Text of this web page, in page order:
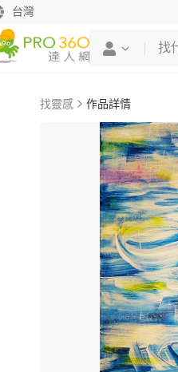
台灣
找靈感 作品詳情